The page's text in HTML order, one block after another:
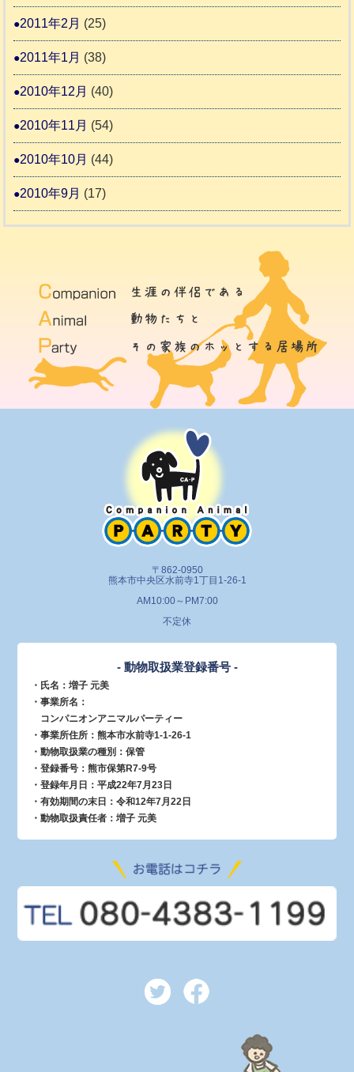
2011年2月 (25)
2011年1月 (38)
2010年12月 (40)
2010年11月 (54)
2010年10月 (44)
2010年9月 (17)
〒862-0950
熊本市中央区水前寺1丁目1-26-1
AM10:00～PM7:00
不定休
- 動物取扱業登録番号 -
・氏名：増子 元美
・事業所名：
コンパニオンアニマルパーティー
・事業所住所：熊本市水前寺1-1-26-1
・動物取扱業の種別：保管
・登録番号：熊市保第R7-9号
・登録年月日：平成22年7月23日
・有効期間の末日：令和12年7月22日
・動物取扱責任者：増子 元美